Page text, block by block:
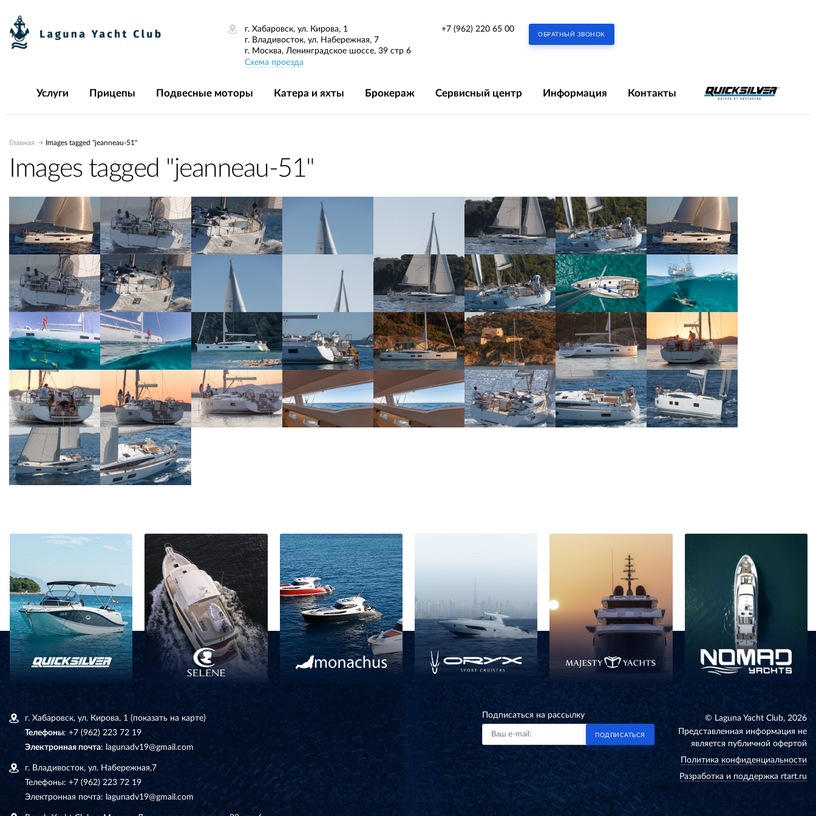
г. Хабаровск, ул. Кирова, 1
г. Владивосток, ул. Набережная, 7
г. Москва, Ленинградское шоссе, 39 стр 6
Схема проезда
+7 (962) 220 65 00
ОБРАТНЫЙ ЗВОНОК
Услуги Прицепы Подвесные моторы Катера и яхты Брокераж Сервисный центр Информация Контакты
Главная Images tagged "jeanneau-51"
Images tagged "jeanneau-51"
г. Хабаровск, ул. Кирова, 1 (показать на карте)
Телефоны: +7 (962) 223 72 19
Электронная почта: lagunadv19@gmail.com
г. Владивосток, ул. Набережная,7
Телефоны: +7 (962) 223 72 19
Электронная почта: lagunadv19@gmail.com
Подписаться на рассылку
ПОДПИСАТЬСЯ
© Laguna Yacht Club, 2026
Представленная информация не
является публичной офертой
Политика конфиденциальности
Разработка и поддержка rtart.ru